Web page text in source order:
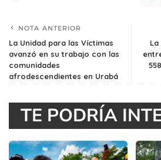
NOTA ANTERIOR
La Unidad para las Víctimas
avanzó en su trabajo con las
comunidades
afrodescendientes en Urabá
TE PODRÍA